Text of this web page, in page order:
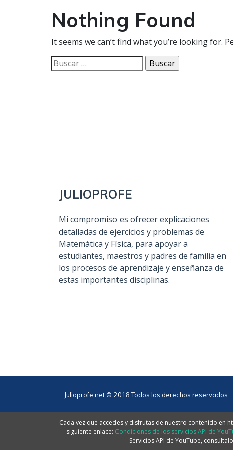
Nothing Found
It seems we can’t find what you’re looking for.
Buscar:
JULIOPROFE
Mi compromiso es ofrecer explicaciones
detalladas de ejercicios y problemas de
Matemática y Física, para apoyar a
estudiantes, maestros y padres de familia en
los procesos de aprendizaje y enseñanza de
estas importantes disciplinas.
Julioprofe.net © 2018 Todos los derechos reservados.
Cada vez que accedes y disfrutas de nuestro contenido en
siguiente enlace: Condiciones de los servicios API de
Servicios API de YouTube,